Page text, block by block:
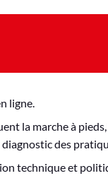
ligne.
la marche à pieds,
des
technique et